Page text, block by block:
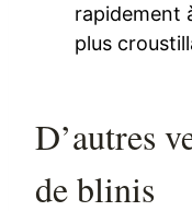
rapidement
plus
D’autres
de blinis